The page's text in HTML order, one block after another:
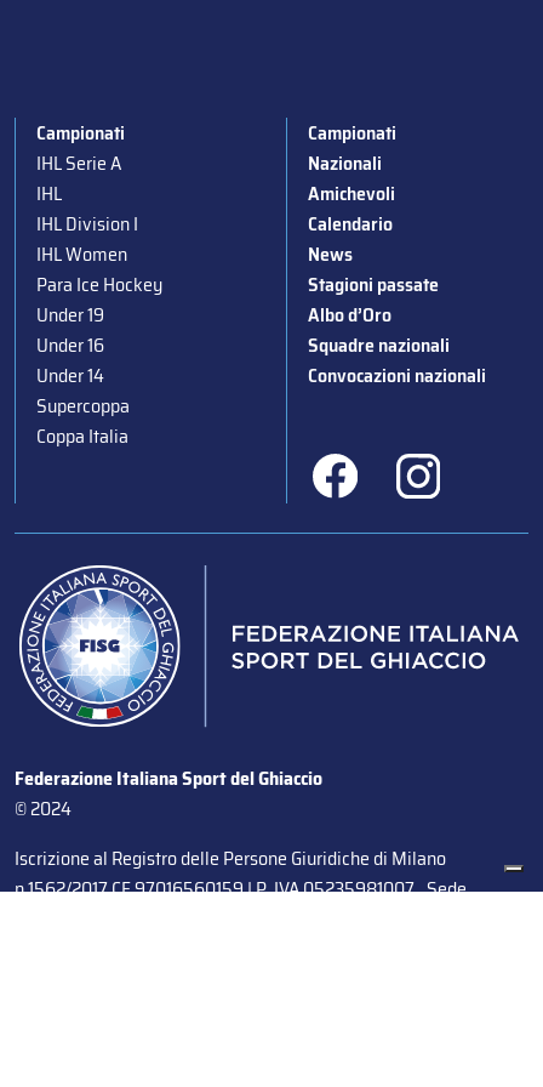
Campionati
IHL Serie A
IHL
IHL Division I
IHL Women
Para Ice Hockey
Under 19
Under 16
Under 14
Supercoppa
Coppa Italia
Campionati
Nazionali
Amichevoli
Calendario
News
Stagioni passate
Albo d’Oro
Squadre nazionali
Convocazioni nazionali
Federazione Italiana Sport del Ghiaccio
© 2024
Iscrizione al Registro delle Persone Giuridiche di Milano
n.1562/2017 CF 97016560159 | P. IVA 05235981007 Sede